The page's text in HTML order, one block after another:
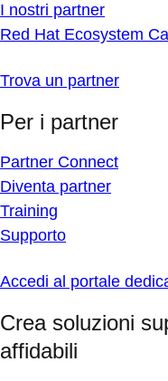
I nostri partner
Red Hat Ecosystem
Trova un partner
Per i partner
Partner Connect
Diventa partner
Training
Supporto
Accedi al portale
Crea soluzioni
affidabili